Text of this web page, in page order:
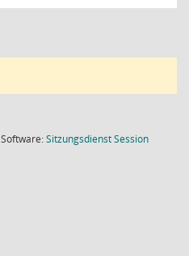
Software:SitzungsdienstSession(Wird in